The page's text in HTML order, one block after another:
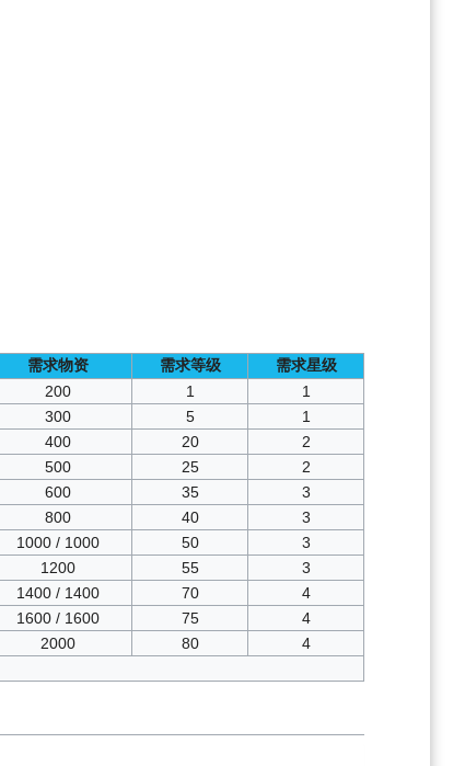
需求物资 需求等级
需求星级
200 1
1
300 5
1
400 20
2
500 25
2
600 35
3
800 40
3
1000 / 1000 50
3
1200 55
3
1400 / 1400 70
4
1600 / 1600 75
4
2000 80
4